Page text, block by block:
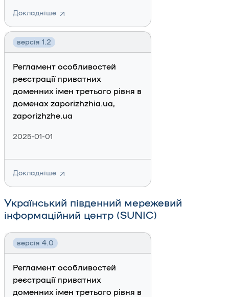
Докладніше
версія 1.2
Регламент особливостей
реєстрації приватних
доменних імен третього рівня в
доменах zaporizhzhia.ua,
zaporizhzhe.ua
2025-01-01
Докладніше
Український південний мережевий
інформаційний центр (SUNIC)
версія 4.0
Регламент особливостей
реєстрації приватних
доменних імен третього рівня в